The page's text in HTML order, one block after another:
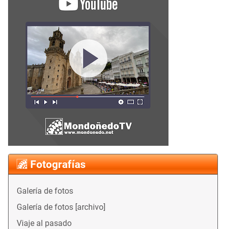
Fotografías
Galería de fotos
Galería de fotos [archivo]
Viaje al pasado